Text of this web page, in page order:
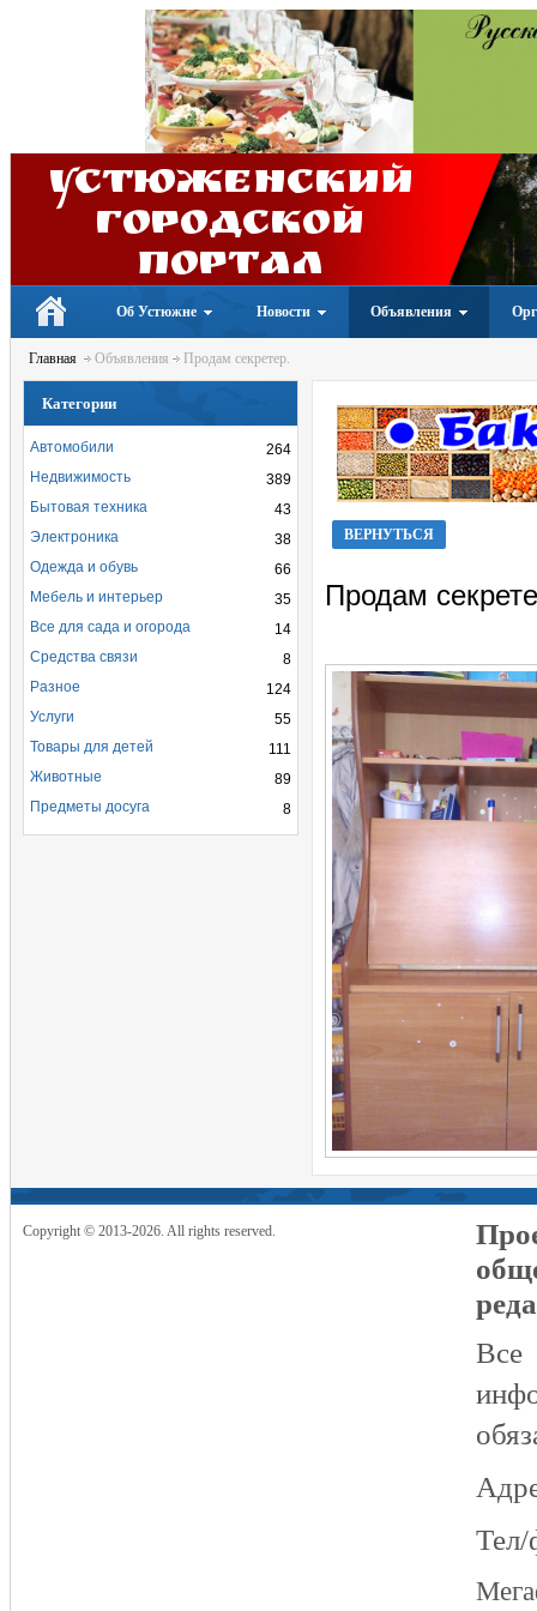
Устюженский
Городской
портал
Об Устюжне Новости Объявления
Главная Объявления Продам секретер.
ВЕРНУТЬСЯ
Продам
Категории
264
Автомобили
389
Недвижимость
43
Бытовая техника
38
Электроника
66
Одежда и обувь
35
Мебель и интерьер
14
Все для сада и огорода
8
Средства связи
124
Разное
55
Услуги
111
Товары для детей
89
Животные
8
Предметы досуга
Copyright © 2013-2026. All rights reserved.